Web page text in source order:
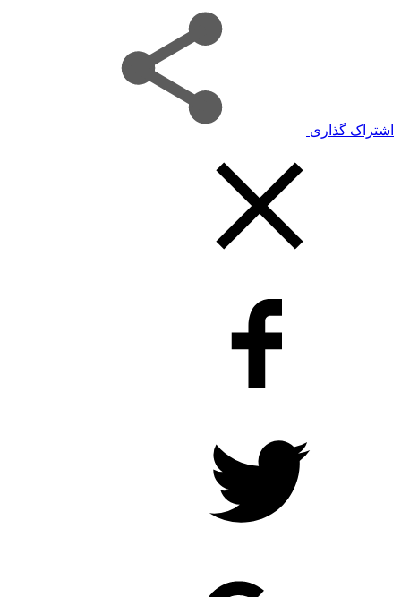
اشتراک گذاری